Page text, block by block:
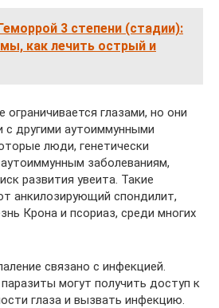
3 степени (стадии):
как лечить острый и
глазами, но они
с другими аутоиммунными
люди, генетически
заболеваниям,
развития увеита. Такие
анкилозирующий спондилит,
Крона и псориаз, среди многих
связано с инфекцией.
могут получить доступ к
глаза и вызвать инфекцию.